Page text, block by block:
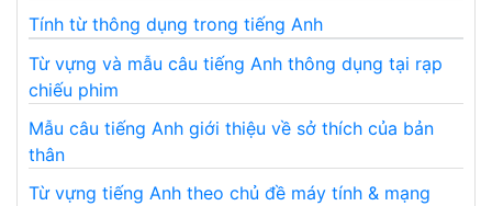
Tính từ thông dụng trong tiếng Anh
Từ vựng và mẫu câu tiếng Anh thông dụng tại rạp
chiếu phim
Mẫu câu tiếng Anh giới thiệu về sở thích của bản
thân
Từ vựng tiếng Anh theo chủ đề máy tính & mạng